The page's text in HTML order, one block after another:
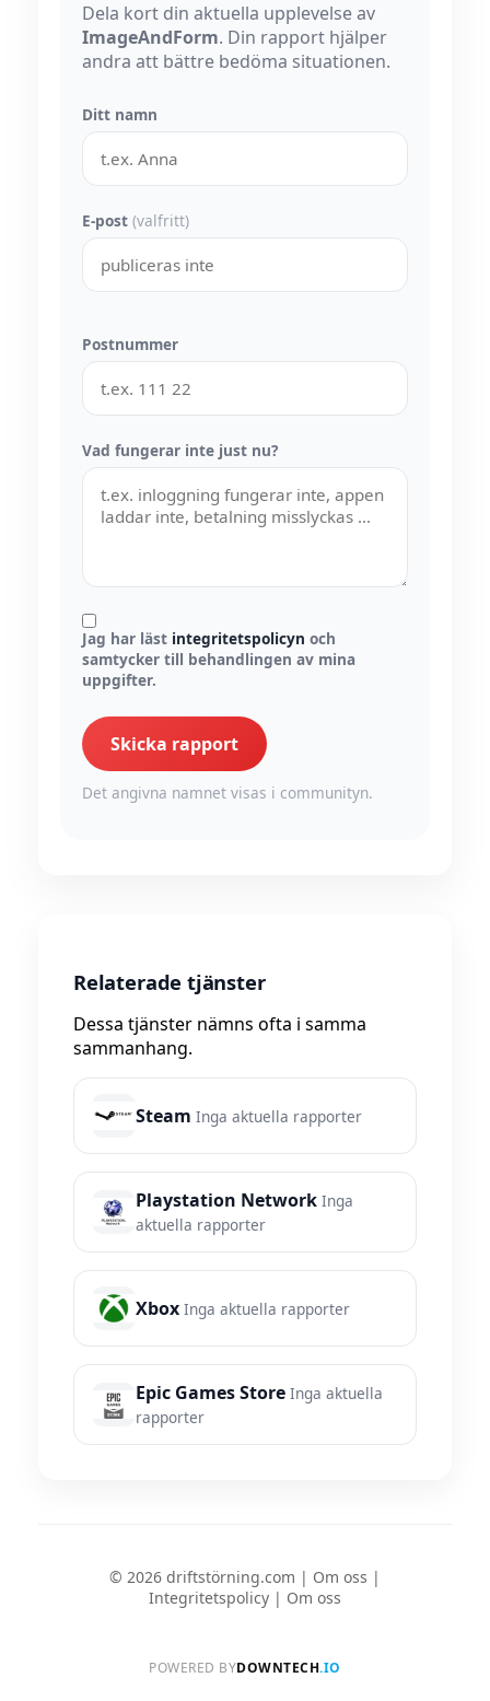
Dela kort din aktuella upplevelse av
ImageAndForm. Din rapport hjälper
andra att bättre bedöma situationen.
Ditt namn
E-post (valfritt)
Postnummer
Vad fungerar inte just nu?
Jag har läst integritetspolicyn och
samtycker till behandlingen av mina
uppgifter.
Skicka rapport
Det angivna namnet visas i communityn.
Relaterade tjänster
Dessa tjänster nämns ofta i samma
sammanhang.
Steam Inga aktuella rapporter
Playstation Network Inga
aktuella rapporter
Xbox Inga aktuella rapporter
Epic Games Store Inga aktuella
rapporter
© 2026 driftstörning.com | Om oss |
Integritetspolicy | Om oss
POWERED BYDOWNTECH.IO